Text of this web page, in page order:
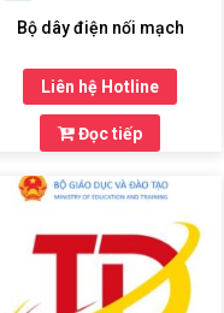
Bộ dây điện nối mạch
Liên hệ Hotline
Đọc tiếp